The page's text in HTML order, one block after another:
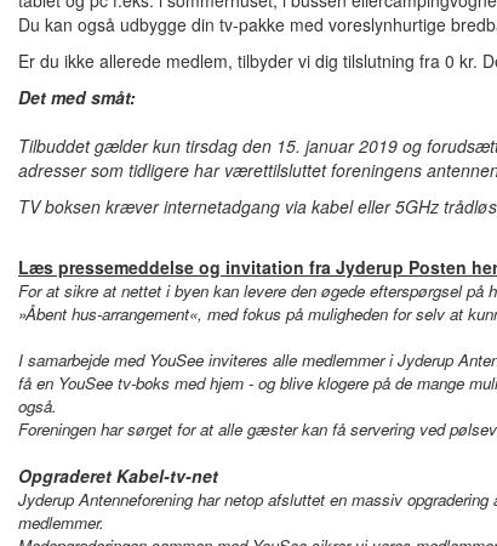
Du kan også udbygge din tv-pakke med voreslynhurtige
Er du ikke allerede medlem, tilbyder vi dig tilslutning fra 0
Det med småt:
Tilbuddet gælder kun tirsdag den 15. januar 2019 og
adresser som tidligere har værettilsluttet foreningens
TV boksen kræver internetadgang via kabel eller 5GHz
Læs pressemeddelse og invitation fra Jyderup Posten
For at sikre at nettet i byen kan levere den øgede efterspørgsel på
»Åbent hus-arrangement«, med fokus på muligheden for selv at
I samarbejde med YouSee inviteres alle medlemmer i Jyderup
få en YouSee tv-boks med hjem - og blive klogere på de mange
også.
Foreningen har sørget for at alle gæster kan få servering ved
Opgraderet Kabel-tv-net
Jyderup Antenneforening har netop afsluttet en massiv
medlemmer.